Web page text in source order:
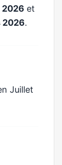
2026 et
2026.
Juillet